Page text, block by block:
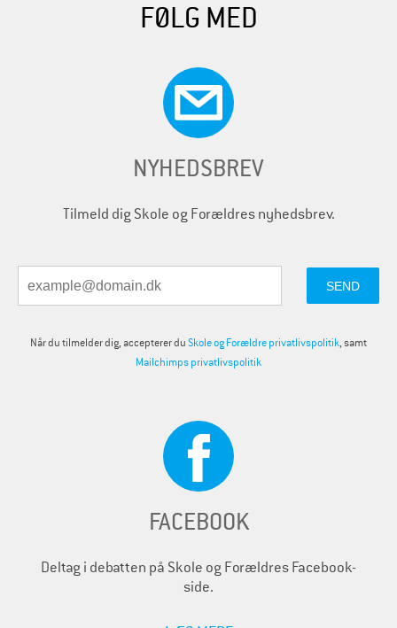
FØLG MED
NYHEDSBREV
Tilmeld dig Skole og Forældres nyhedsbrev.
Når du tilmelder dig, accepterer duSkole og Forældre privatlivspolitik, samt
Mailchimps privatlivspolitik
FACEBOOK
Deltag i debatten på Skole og Forældres Facebook-
side.